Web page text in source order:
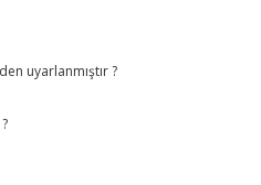
uyarlanmıştır ?